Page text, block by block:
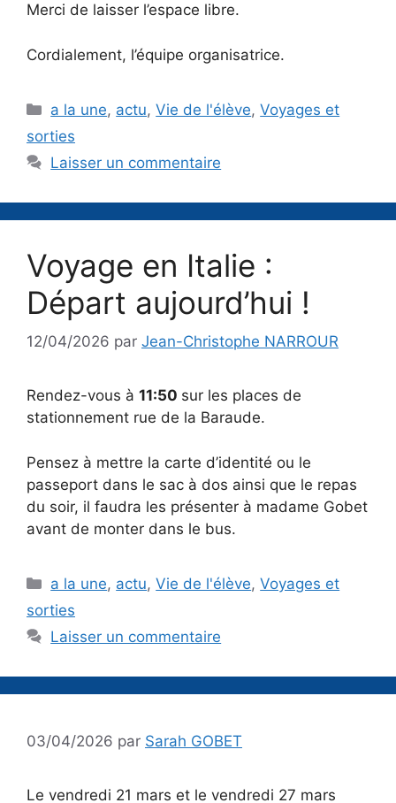
Merci de laisser l’espace libre.
Cordialement, l’équipe organisatrice.
Catégories
a la une, actu,Vie de l'élève,Voyages et
sorties
Laisser un commentaire
Voyage en Italie :
Départ aujourd’hui !
12/04/2026 par Jean-Christophe NARROUR
Rendez-vous à 11:50 sur les places de
stationnement rue de la Baraude.
Pensez à mettre la carte d’identité ou le
passeport dans le sac à dos ainsi que le repas
du soir, il faudra les présenter à madame Gobet
avant de monter dans le bus.
Catégories
a la une, actu,Vie de l'élève,Voyages et
sorties
Laisser un commentaire
03/04/2026 par Sarah GOBET
Le vendredi 21 mars et le vendredi 27 mars